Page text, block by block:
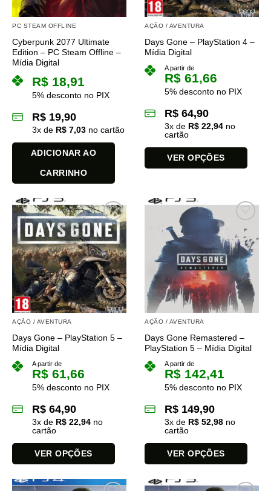
na
página
do
produto
PC STEAM OFFLINE
Cyberpunk 2077 Ultimate
Edition – PC Steam Offline –
Mídia Digital
R$ 18,91
5% desconto no PIX
R$ 19,90
3x de R$ 7,03 no cartão
ADICIONAR AO
CARRINHO
AÇÃO / AVENTURA
Days Gone – PlayStation 4 –
Mídia Digital
A partir de
R$ 61,66
5% desconto no PIX
R$ 64,90
3x de R$ 22,94 no
cartão
VER OPÇÕES
tem
variantes.
opções
podem
ser
escolhidas
na
página
do
produto
AÇÃO / AVENTURA
Days Gone – PlayStation 5 –
Mídia Digital
A partir de
R$ 61,66
5% desconto no PIX
R$ 64,90
3x de R$ 22,94 no
cartão
VER OPÇÕES
produto
AÇÃO / AVENTURA
Days Gone Remastered –
PlayStation 5 – Mídia Digital
A partir de
R$ 142,41
5% desconto no PIX
R$ 149,90
3x de R$ 52,98 no
cartão
VER OPÇÕES
produto